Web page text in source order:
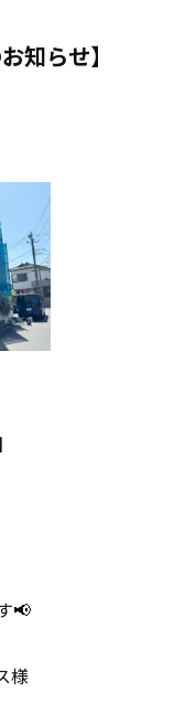
知らせ】
📢
様